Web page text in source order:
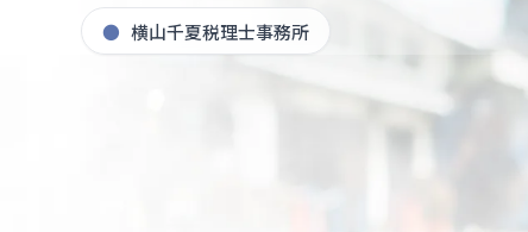
● 横山千夏税理士事務所